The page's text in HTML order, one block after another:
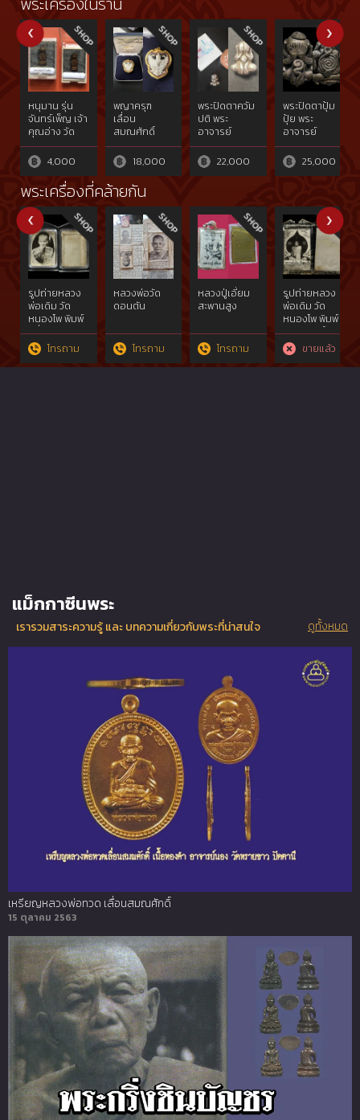
หนุมาน รุ่น
จันทร์เพ็ญ เจ้า
คุณอ่าง วัด
ใหญ่
สว่างอารมณ์
4,000
พญาครุฑ
เลื่อน
สมณศักดิ์
หลวงพ่อวราห์
18,000
พระปิดตาควัม
ปติ พระ
อาจารย์
อดิเรก วัด
หนองทราย
22,000
พระปิดตาปุ้ม
ปุ้ย พระ
อาจารย์
อดิเรก วัด
หนองทราย
25,000
พระเครื่องที่คล้ายกัน
รูปถ่ายหลวง
พ่อเดิม วัด
หนองโพ พิมพ์
ครึ่งองค์รูปไข่
โทรถาม
หลวงพ่อวัด
ดอนตัน
โทรถาม
หลวงปู่เอี่ยม
สะพานสูง
โทรถาม
รูปถ่ายหลวง
พ่อเดิม วัด
หนองโพ พิมพ์
หลังใบโพธิ์
ขายแล้ว
แม็กกาซีนพระ
เรารวมสาระความรู้ และ บทความเกี่ยวกับพระที่น่าสนใจ
เหรียญหลวงพ่อทวด เลื่อนสมณศักดิ์
15 ตุลาคม 2563
ดูทั้งหมด